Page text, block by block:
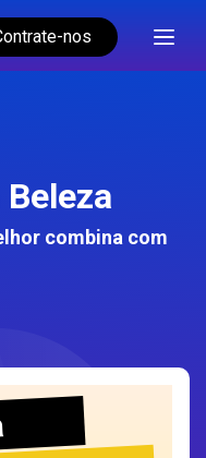
nos
combina com